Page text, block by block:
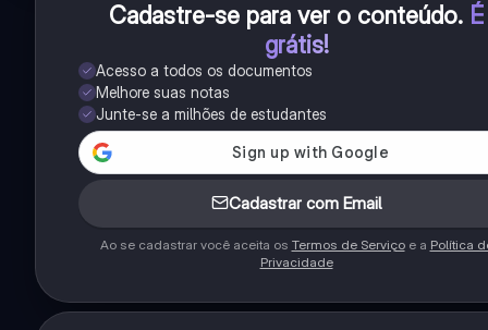
Cadastre-se para ver o conteúdo. É
grátis!
Acesso a todos os documentos
Melhore suas notas
Junte-se a milhões de estudantes
Cadastrar com Email
Ao se cadastrar você aceita os Termos de Serviçoe a Política
Privacidade